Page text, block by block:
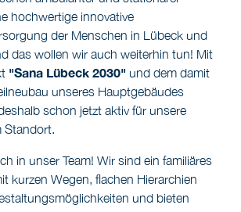
das wollen wir auch weiterhin tun! Mit
"Sana Lübeck 2030"und dem damit
unseres Hauptgebäudes
schon jetzt aktiv für unsere
Standort.
in unser Team! Wir sind ein familiäres
kurzen Wegen, flachen Hierarchien
für Deine Ausbildung und
Entwicklung danach.